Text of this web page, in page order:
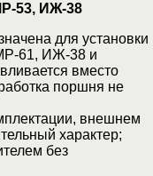
53, ИЖ-38
для установки
61, ИЖ-38 и
вместо
поршня не
внешнем
характер;
без